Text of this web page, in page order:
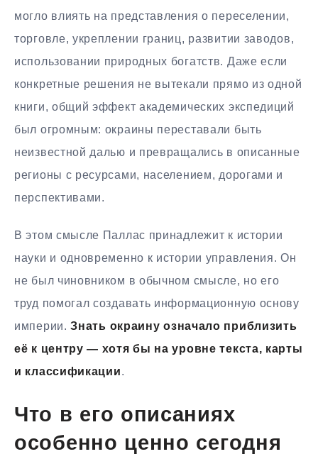
могло влиять на представления о переселении,
торговле, укреплении границ, развитии заводов,
использовании природных богатств. Даже если
конкретные решения не вытекали прямо из одной
книги, общий эффект академических экспедиций
был огромным: окраины переставали быть
неизвестной далью и превращались в описанные
регионы с ресурсами, населением, дорогами и
перспективами.
В этом смысле Паллас принадлежит к истории
науки и одновременно к истории управления. Он
не был чиновником в обычном смысле, но его
труд помогал создавать информационную основу
империи.Знать окраину означало приблизить
её к центру — хотя бы на уровне текста, карты
и классификации.
Что в его описаниях
особенно ценно сегодня